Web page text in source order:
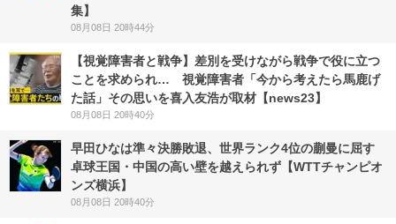
集】
08月08日 20時44分
【視覚障害者と戦争】差別を受けながら戦争で役に立つ
ことを求められ… 視覚障害者「今から考えたら馬鹿げ
た話」その思いを喜入友浩が取材【news23】
08月08日 20時40分
早田ひなは準々決勝敗退、世界ランク4位の蒯曼に屈す
卓球王国・中国の高い壁を越えられず【WTTチャンピオ
ンズ横浜】
08月08日 20時40分